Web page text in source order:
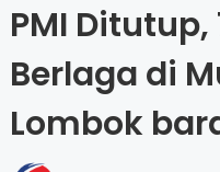
PMI
Berlaga di
Lombok